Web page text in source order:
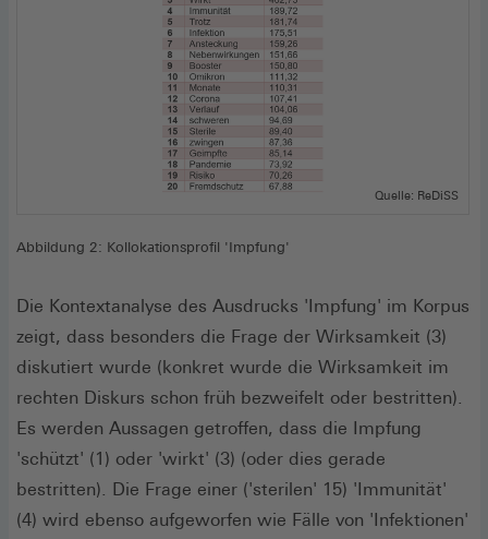
Quelle: ReDiSS
Abbildung 2: Kollokationsprofil 'Impfung'
Die Kontextanalyse des Ausdrucks 'Impfung' im Korpus
zeigt, dass besonders die Frage der Wirksamkeit (3)
diskutiert wurde (konkret wurde die Wirksamkeit im
rechten Diskurs schon früh bezweifelt oder bestritten).
Es werden Aussagen getroffen, dass die Impfung
'schützt' (1) oder 'wirkt' (3) (oder dies gerade
bestritten). Die Frage einer ('sterilen' 15) 'Immunität'
(4) wird ebenso aufgeworfen wie Fälle von 'Infektionen'